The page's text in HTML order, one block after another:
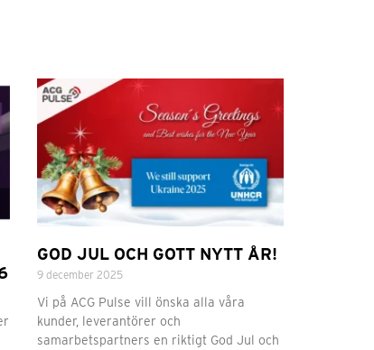
GOD JUL OCH GOTT NYTT ÅR!
9 december 2025
Vi på ACG Pulse vill önska alla våra
kunder, leverantörer och
samarbetspartners en riktigt God Jul och